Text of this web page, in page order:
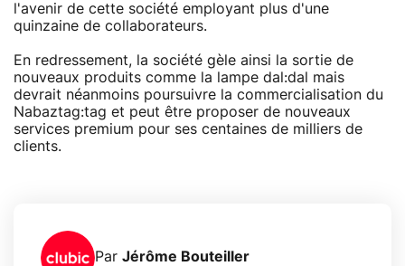
l'avenir de cette société employant plus d'une
quinzaine de collaborateurs.
En redressement, la société gèle ainsi la sortie de
nouveaux produits comme la lampe dal:dal mais
devrait néanmoins poursuivre la commercialisation du
Nabaztag:tag et peut être proposer de nouveaux
services premium pour ses centaines de milliers de
clients.
Par Jérôme Bouteiller